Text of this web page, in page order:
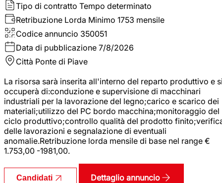
Tipo di contratto Tempo determinato
Retribuzione Lorda Minimo 1753 mensile
Codice annuncio 350051
Data di pubblicazione 7/8/2026
Città Ponte di Piave
La risorsa sarà inserita all'interno del reparto produttivo e
occuperà di:conduzione e supervisione di macchinari
industriali per la lavorazione del legno;carico e scarico dei
materiali;utilizzo del PC bordo macchina;monitoraggio del
ciclo produttivo;controllo qualità del prodotto
delle lavorazioni e segnalazione di eventuali
anomalie.Retribuzione lorda mensile di base nel range €
1.753,00 -1981,00.
Candidati Dettaglio annuncio